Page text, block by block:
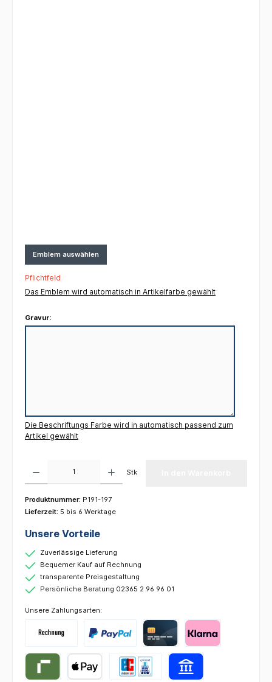
Emblem auswählen
Pflichtfeld
Das Emblem wird automatisch in Artikelfarbe gewählt
Gravur:
Die Beschriftungs Farbe wird in automatisch passend zum
Artikel gewählt
Stk
Produktnummer: P191-197
Lieferzeit: 5 bis 6 Werktage
Unsere Vorteile
Zuverlässige Lieferung
Bequemer Kauf auf Rechnung
transparente Preisgestaltung
Persönliche Beratung 02365 2 96 96 01
Unsere Zahlungsarten: